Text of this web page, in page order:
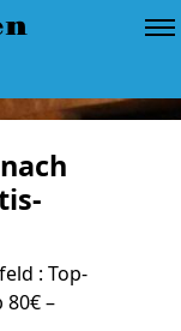
: Top-
–